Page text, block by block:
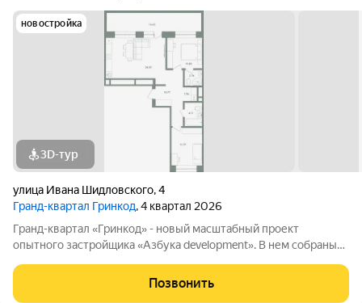
новостройка
3D-тур
улица Ивана Шидловского,4
Гранд-квартал Гринкод, 4 квартал 2026
Гранд-квартал «Гринкод» - новый масштабный проект
опытного застройщика «Азбука development». В нем собраны
чтобы создать среду для счастливой семейной жизни. Квартал
расположен в 44 микрорайоне
Позвонить